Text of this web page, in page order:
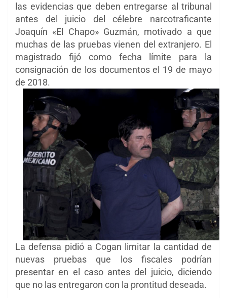
las evidencias que deben entregarse al tribunal
antes del juicio del célebre narcotraficante
Joaquín «El Chapo» Guzmán, motivado a que
muchas de las pruebas vienen del extranjero. El
magistrado fijó como fecha límite para la
consignación de los documentos el 19 de mayo
de 2018.
La defensa pidió a Cogan limitar la cantidad de
nuevas pruebas que los fiscales podrían
presentar en el caso antes del juicio, diciendo
que no las entregaron con la prontitud deseada.